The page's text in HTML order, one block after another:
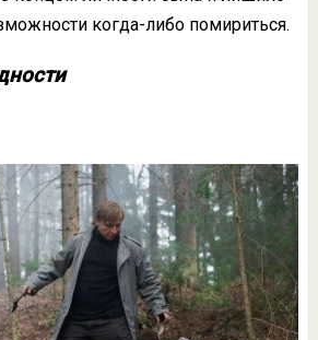
когда-либо помириться.